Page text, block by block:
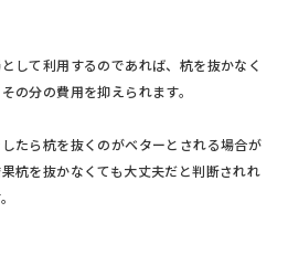
して利用するのであれば、杭を抜かなく
の分の費用を抑えられます。
たら杭を抜くのがベターとされる場合が
杭を抜かなくても大丈夫だと判断されれ